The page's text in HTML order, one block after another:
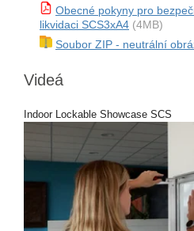
Obecné pokyny pro
likvidaci SCS3xA4 (4MB)
Soubor ZIP - neutrální
Videá
Indoor Lockable Showcase SCS